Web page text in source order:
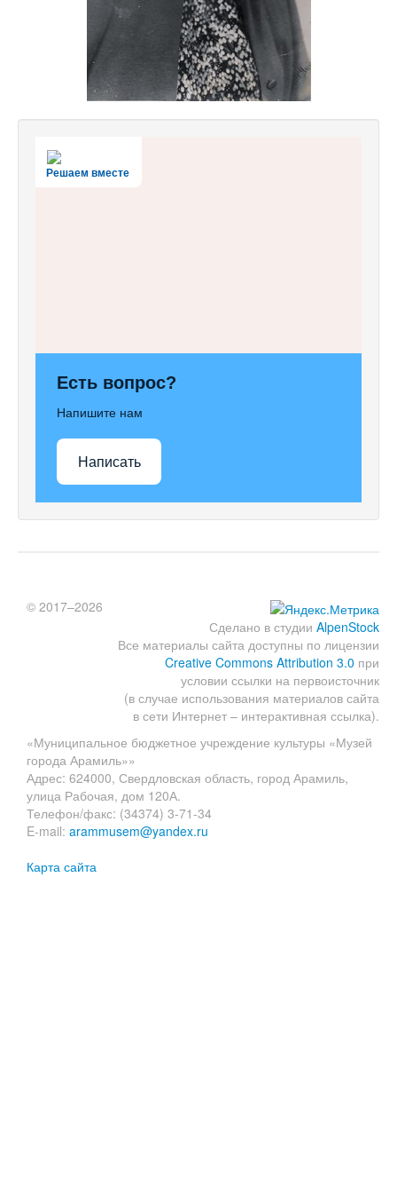
Решаем вместе
Есть вопрос?
Напишите нам
Написать
Сделано в студии AlpenStock
Все материалы сайта доступны по лицензии
Creative Commons Attribution 3.0 при
условии ссылки на первоисточник
(в случае использования материалов сайта
в сети Интернет – интерактивная ссылка).
© 2017–2026
«Муниципальное бюджетное учреждение культуры «Музей
города Арамиль»»
Адрес: 624000, Свердловская область, город Арамиль,
улица Рабочая, дом 120А.
Телефон/факс: (34374) 3-71-34
E-mail: arammusem@yandex.ru
Карта сайта